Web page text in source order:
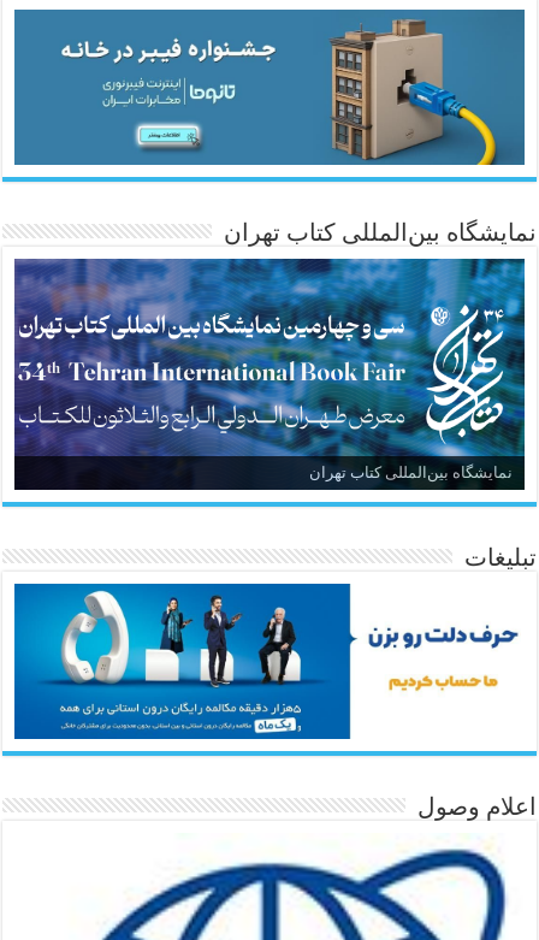
نمایشگاه بین‌المللی کتاب تهران
نمایشگاه بین‌المللی کتاب تهران
تبلیغات
اعلام وصول